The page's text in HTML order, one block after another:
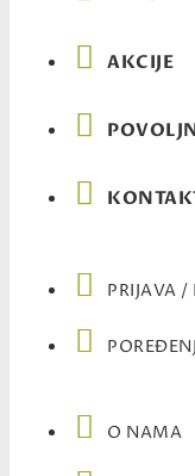
AKCIJE
PRIJAVA /
O NAMA